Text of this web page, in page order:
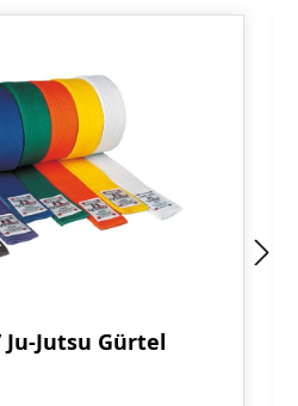
Ju-Jutsu Gürtel